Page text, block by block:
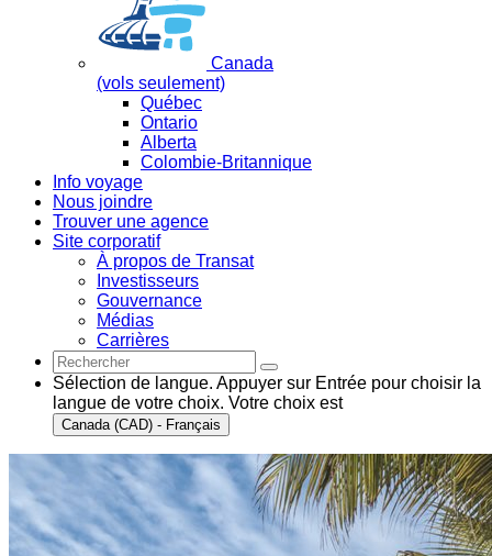
Canada
(vols seulement)
Québec
Ontario
Alberta
Colombie-Britannique
Info voyage
Nous joindre
Trouver une agence
Site corporatif
À propos de Transat
Investisseurs
Gouvernance
Médias
Carrières
Sélection de langue. Appuyer sur Entrée pour choisir la
langue de votre choix. Votre choix est
Canada (CAD) - Français